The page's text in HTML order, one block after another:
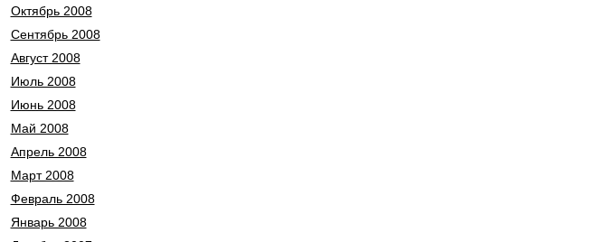
Октябрь 2008
Сентябрь 2008
Август 2008
Июль 2008
Июнь 2008
Май 2008
Апрель 2008
Март 2008
Февраль 2008
Январь 2008